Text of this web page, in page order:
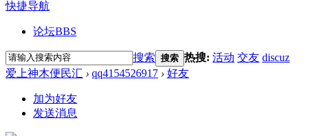
快捷导航
论坛BBS
搜索 搜索 热搜: 活动 交友 discuz
爱上神木便民汇 › qq4154526917 › 好友
加为好友
发送消息